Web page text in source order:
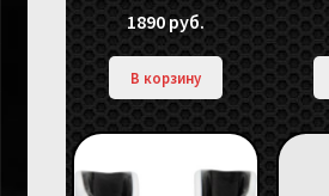
1890 руб.
В корзину